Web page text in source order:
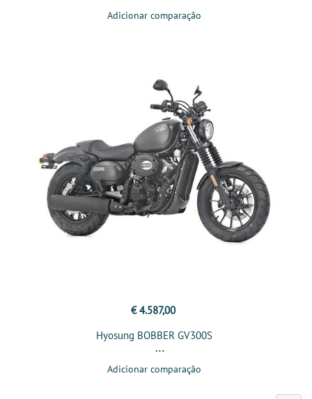
Adicionar comparação
€ 4.587,00
Hyosung BOBBER GV300S
Adicionar comparação